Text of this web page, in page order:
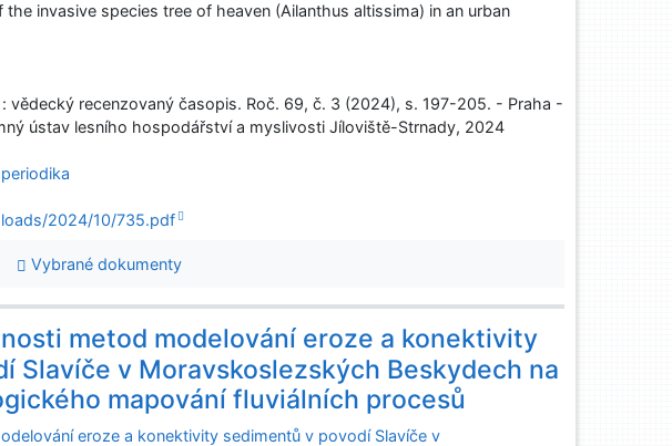
the invasive species tree of heaven (Ailanthus altissima) in an urban
vědecký recenzovaný časopis. Roč. 69, č. 3 (2024), s. 197-205. - Praha -
ústav lesního hospodářství a myslivosti Jíloviště-Strnady, 2024
2024/10/735.pdf
Vybrané dokumenty
metod modelování eroze a konektivity
Slavíče v Moravskoslezských Beskydech na
mapování fluviálních procesů
eroze a konektivity sedimentů v povodí Slavíče v